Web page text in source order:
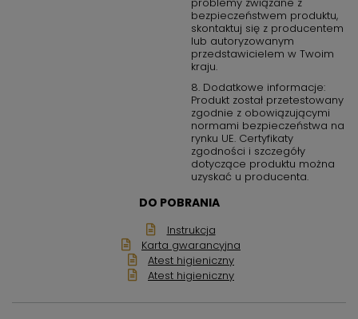
bezpieczeństwem produktu,
skontaktuj się z producentem
lub autoryzowanym
przedstawicielem w Twoim
kraju.
8. Dodatkowe informacje:
Produkt został przetestowany
zgodnie z obowiązującymi
normami bezpieczeństwa na
rynku UE. Certyfikaty
zgodności i szczegóły
dotyczące produktu można
uzyskać u producenta.
DO POBRANIA
Instrukcja
Karta gwarancyjna
Atest higieniczny
Atest higieniczny